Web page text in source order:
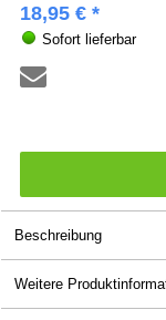
18,95 € *
Sofort lieferbar
Beschreibung
Weitere